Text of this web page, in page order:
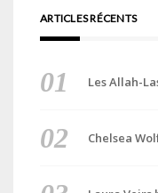
ARTICLES RÉCENTS
Les Allah-
Chelsea